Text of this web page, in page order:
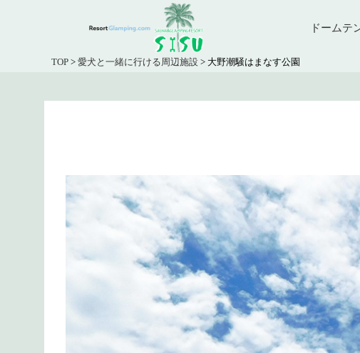
ドームテ
TOP > 愛犬と一緒に行ける周辺施設 > 大野潮騒はまなす公園